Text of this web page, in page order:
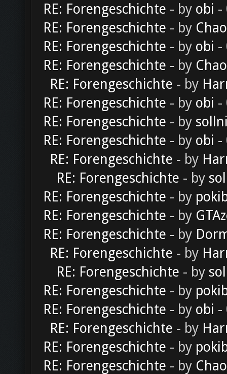
RE: Forengeschichte - by obi -
RE: Forengeschichte - by
RE: Forengeschichte - by obi -
RE: Forengeschichte - by
RE: Forengeschichte - by
RE: Forengeschichte - by obi -
RE: Forengeschichte - by
RE: Forengeschichte - by obi -
RE: Forengeschichte - by
RE: Forengeschichte - by
RE: Forengeschichte - by
RE: Forengeschichte - by
RE: Forengeschichte - by
RE: Forengeschichte - by
RE: Forengeschichte - by
RE: Forengeschichte - by
RE: Forengeschichte - by obi -
RE: Forengeschichte - by
RE: Forengeschichte - by
RE: Forengeschichte - by